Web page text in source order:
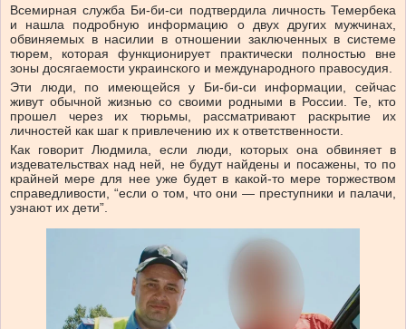
Всемирная служба Би-би-си подтвердила личность Темербека
и нашла подробную информацию о двух других мужчинах,
обвиняемых в насилии в отношении заключенных в системе
тюрем, которая функционирует практически полностью вне
зоны досягаемости украинского и международного правосудия.
Эти люди, по имеющейся у Би-би-си информации, сейчас
живут обычной жизнью со своими родными в России. Те, кто
прошел через их тюрьмы, рассматривают раскрытие их
личностей как шаг к привлечению их к ответственности.
Как говорит Людмила, если люди, которых она обвиняет в
издевательствах над ней, не будут найдены и посажены, то по
крайней мере для нее уже будет в какой-то мере торжеством
справедливости, “если о том, что они — преступники и палачи,
узнают их дети”.